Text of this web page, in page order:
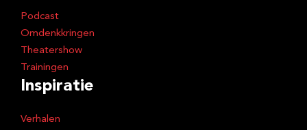
Podcast
Omdenkkringen
Theatershow
Trainingen
Inspiratie
Verhalen